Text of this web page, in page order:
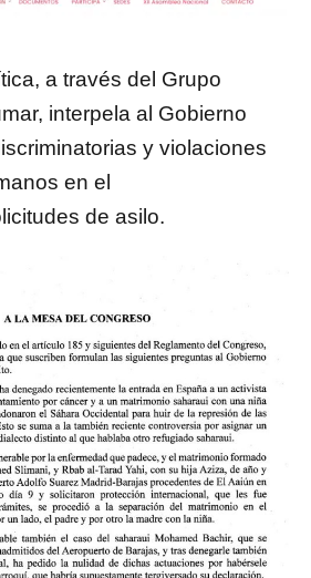
a través del Grupo
interpela al Gobierno
y violaciones
en el
de asilo.